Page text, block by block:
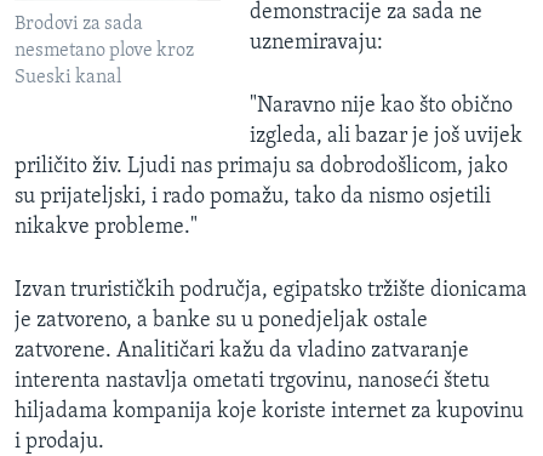
Brodovi za sada
nesmetano plove kroz
Sueski kanal
demonstracije za sada ne
uznemiravaju:
"Naravno nije kao što obično
izgleda, ali bazar je još uvijek
priličito živ. Ljudi nas primaju sa dobrodošlicom, jako
su prijateljski, i rado pomažu, tako da nismo osjetili
nikakve probleme."
Izvan trurističkih područja, egipatsko tržište dionicama
je zatvoreno, a banke su u ponedjeljak ostale
zatvorene. Analitičari kažu da vladino zatvaranje
interenta nastavlja ometati trgovinu, nanoseći štetu
hiljadama kompanija koje koriste internet za kupovinu
i prodaju.